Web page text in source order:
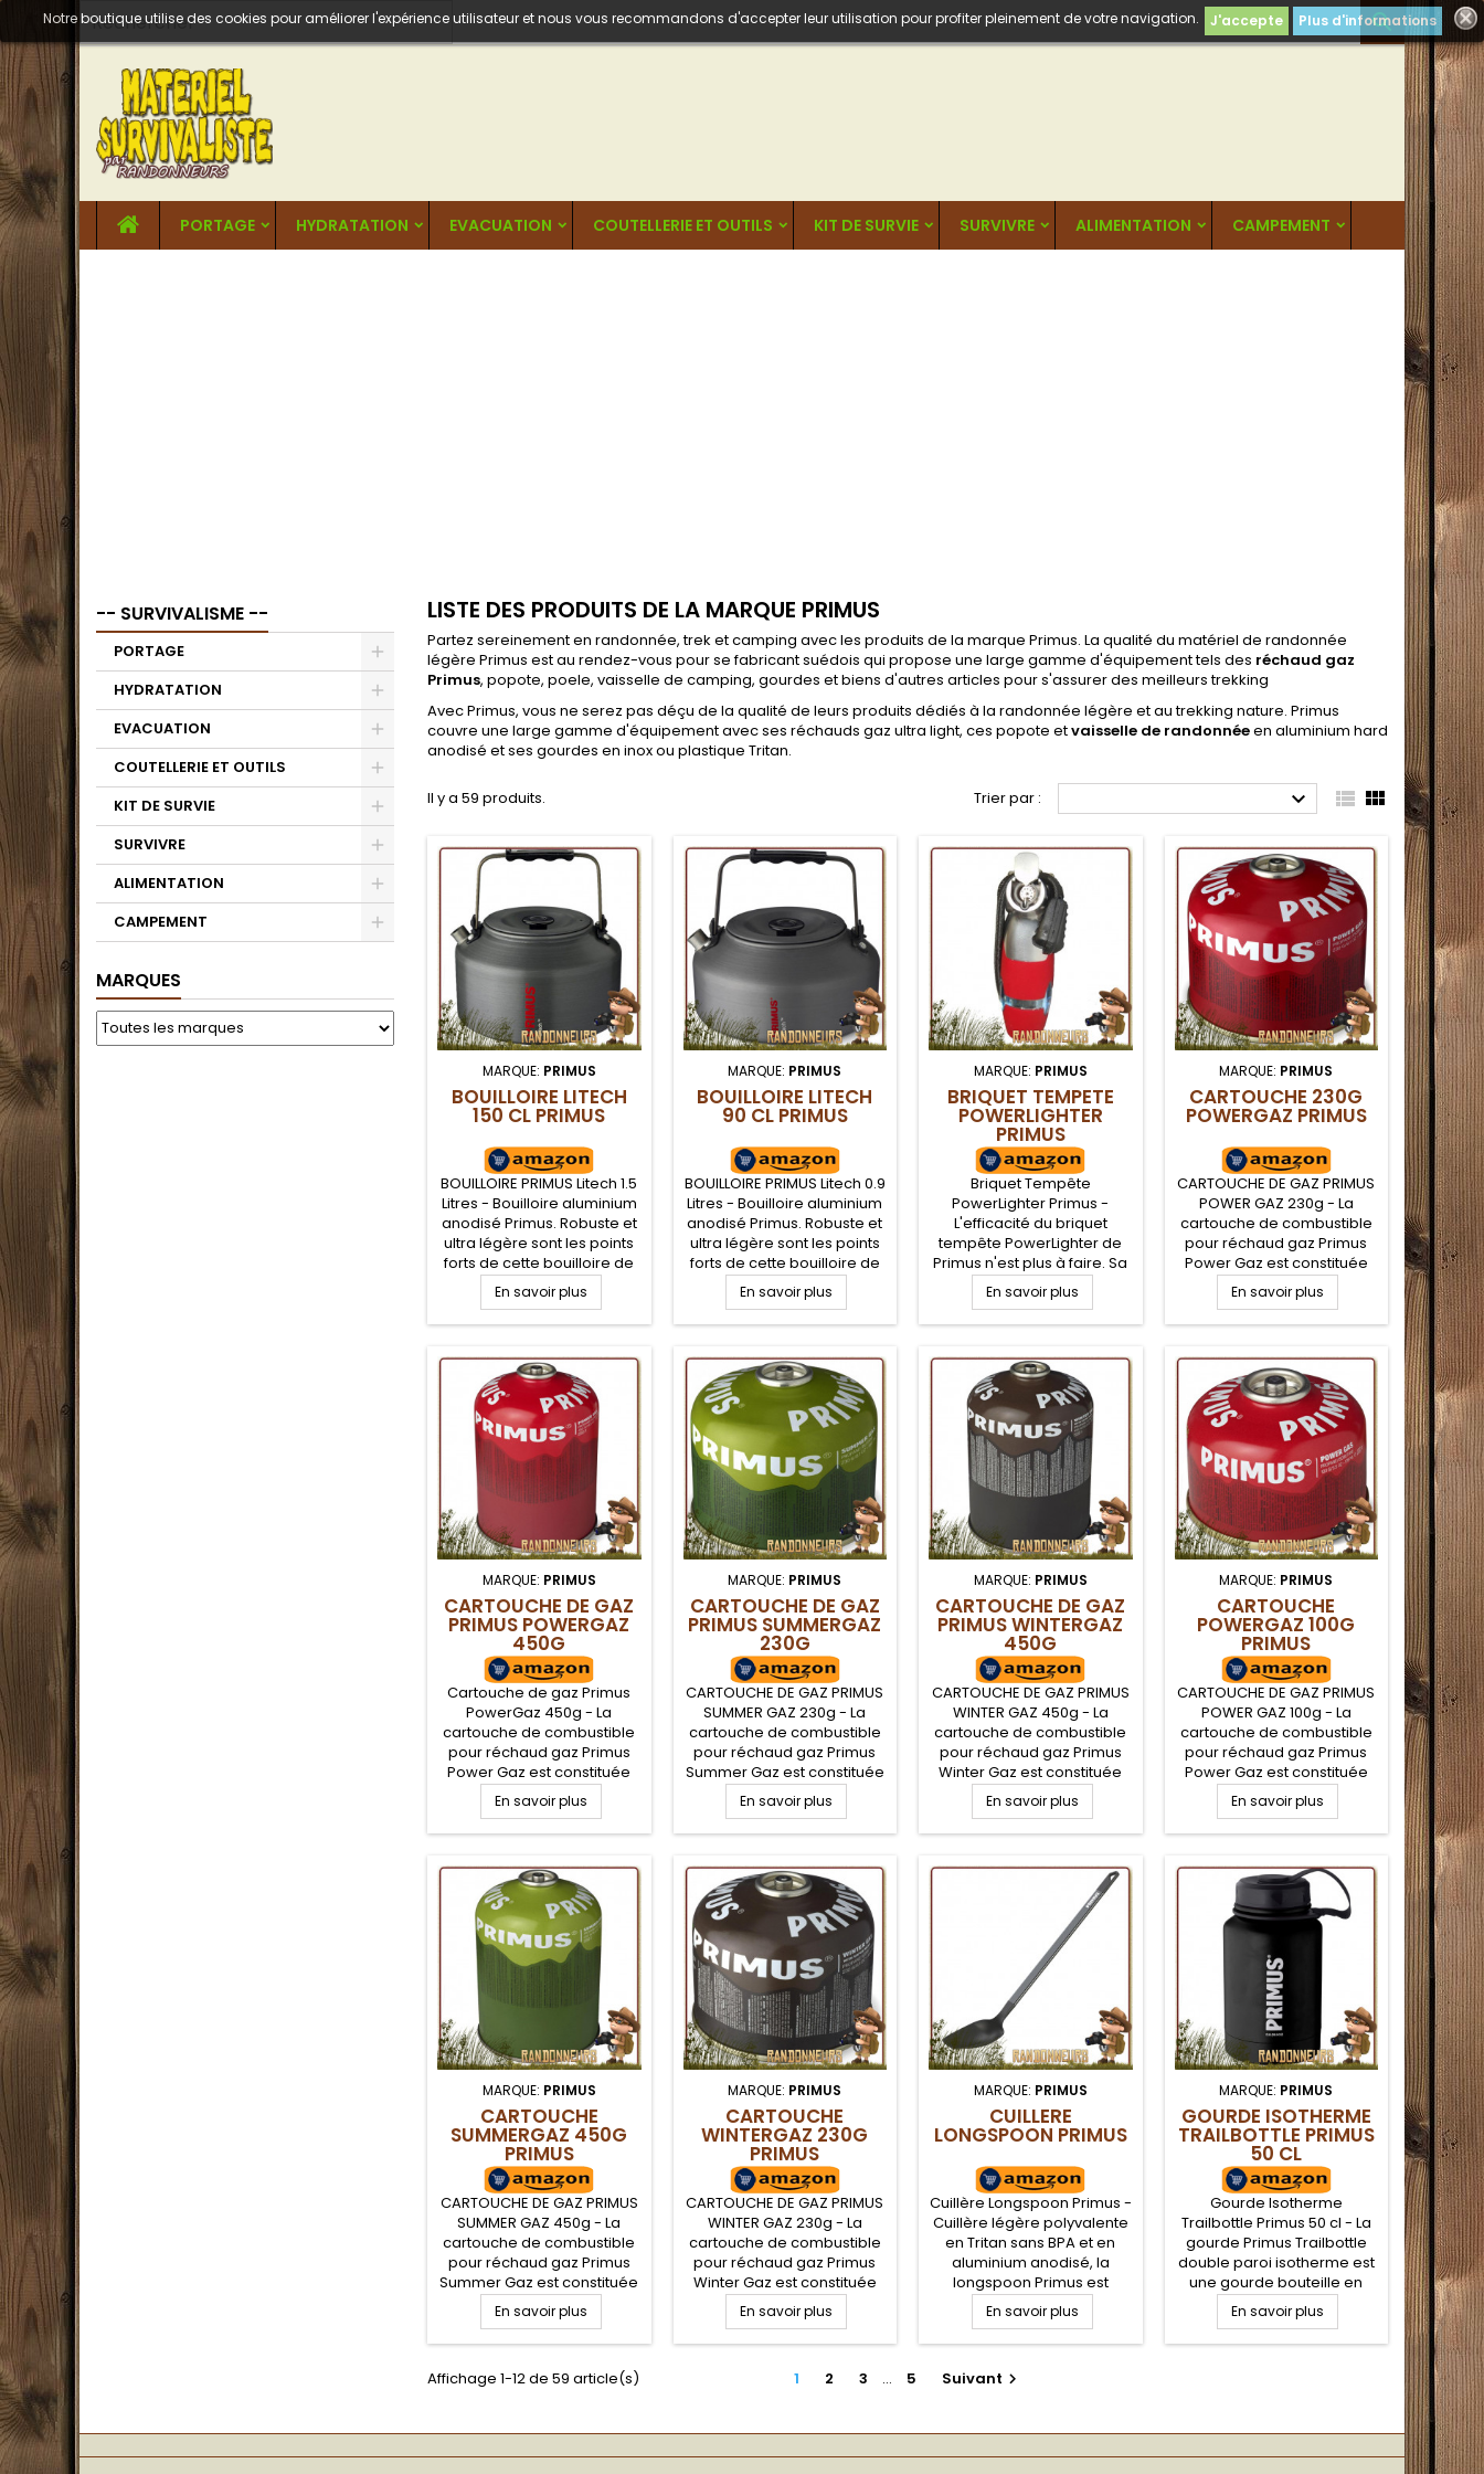

Notre boutique utilise des cookies pour améliorer l'expérience utilisateur et nous vous recommandons d'accepter leur utilisation pour profiter pleinement de votre navigation. J'accepte Plus d'informations
PORTAGE HYDRATATION EVACUATION COUTELLERIE ET OUTILS KIT DE SURVIE SURVIVRE ALIMENTATION CAMPEMENT
-- SURVIVALISME --
PORTAGE
HYDRATATION
EVACUATION
COUTELLERIE ET OUTILS
KIT DE SURVIE
SURVIVRE
ALIMENTATION
CAMPEMENT
MARQUES
LISTE DES PRODUITS DE LA MARQUE PRIMUS
Partez sereinement en randonnée, trek et camping avec les produits de la marque Primus. La qualité du matériel de randonnée
légère Primus est au rendez-vous pour se fabricant suédois qui propose une large gamme d'équipement tels des réchaud gaz
Primus, popote, poele, vaisselle de camping, gourdes et biens d'autres articles pour s'assurer des meilleurs trekking
Avec Primus, vous ne serez pas déçu de la qualité de leurs produits dédiés à la randonnée légère et au trekking nature. Primus
couvre une large gamme d'équipement avec ses réchauds gaz ultra light, ces popote etvaisselle de randonnéeen aluminium hard
anodisé et ses gourdes en inox ou plastique Tritan.
Il y a 59 produits. Trier par :   
MARQUE: PRIMUS
BOUILLOIRE LITECH
150 CL PRIMUS
BOUILLOIRE PRIMUS Litech 1.5
Litres - Bouilloire aluminium
anodisé Primus. Robuste et
ultra légère sont les points
forts de cette bouilloire de
trekking, également
adaptée à la randonnée
légère, au bivouac léger
Litech de contenance 150 cl
avec poignée repliable,
couvercle et bec verseur
En savoir plus
MARQUE: PRIMUS
BOUILLOIRE LITECH
90 CL PRIMUS
BOUILLOIRE PRIMUS Litech 0.9
Litres - Bouilloire aluminium
anodisé Primus. Robuste et
ultra légère sont les points
forts de cette bouilloire de
trekking, également
adaptée à la randonnée
légère, au bivouac léger
Litech de contenance 90 cl
avec poignée repliable,
couvercle et bec verseur
En savoir plus
MARQUE: PRIMUS
BRIQUET TEMPETE
POWERLIGHTER
PRIMUS
Briquet Tempête
PowerLighter Primus -
L'efficacité du briquet
tempête PowerLighter de
Primus n'est plus à faire. Sa
flamme est droite et fine
permettant autant
l'allumage d'un feu de
gaz randonnée. Tête
d'Allumage en forme de
pistolet pour une efficacité
par tout temps et direct
En savoir plus
MARQUE: PRIMUS
CARTOUCHE 230G
POWERGAZ PRIMUS
CARTOUCHE DE GAZ PRIMUS
POWER GAZ 230g - La
cartouche de combustible
pour réchaud gaz Primus
Power Gaz est constituée
d'un mélange de propane
et d'isobutane, mélange
polyvalent qui offre un très
printemps à l'automne,
avec assez de pression
même si la température est
négative
En savoir plus
MARQUE: PRIMUS
CARTOUCHE DE GAZ
PRIMUS POWERGAZ
450G
Cartouche de gaz Primus
PowerGaz 450g - La
cartouche de combustible
pour réchaud gaz Primus
Power Gaz est constituée
d'un mélange de propane
et d'isobutane, mélange
polyvalent qui offre un très
printemps à l'automne avec
votre réchaud trekking,
avec assez de pression
même si la température est
négative
En savoir plus
MARQUE: PRIMUS
CARTOUCHE DE GAZ
PRIMUS SUMMERGAZ
230G
CARTOUCHE DE GAZ PRIMUS
SUMMER GAZ 230g - La
cartouche de combustible
pour réchaud gaz Primus
Summer Gaz est constituée
d'un mélange de propane
et butane, mélange
polyvalent qui offre un très
surtout pour des
températures supérieures
à 15°C où les réchauds ont
tendance à saturer
En savoir plus
MARQUE: PRIMUS
CARTOUCHE DE GAZ
PRIMUS WINTERGAZ
450G
CARTOUCHE DE GAZ PRIMUS
WINTER GAZ 450g - La
cartouche de combustible
pour réchaud gaz Primus
Winter Gaz est constituée
d'un mélange polyvalent
qui offre un très bon
rendement l'hiver et par
Vapour Mesh qui améliore
le rendement à basse
température, idéal pour la
montagne pour un réchaud
trekking
En savoir plus
MARQUE: PRIMUS
CARTOUCHE
POWERGAZ 100G
PRIMUS
CARTOUCHE DE GAZ PRIMUS
POWER GAZ 100g - La
cartouche de combustible
pour réchaud gaz Primus
Power Gaz est constituée
d'un mélange de propane
et d'isobutane, mélange
polyvalent qui offre un très
printemps à l'automne,
avec assez de pression
même si la température est
négative
En savoir plus
MARQUE: PRIMUS
CARTOUCHE
SUMMERGAZ 450G
PRIMUS
CARTOUCHE DE GAZ PRIMUS
SUMMER GAZ 450g - La
cartouche de combustible
pour réchaud gaz Primus
Summer Gaz est constituée
d'un mélange de propane
et butane, mélange
polyvalent qui offre un très
surtout pour des
tendance à saturer
En savoir plus
MARQUE: PRIMUS
CARTOUCHE
WINTERGAZ 230G
PRIMUS
CARTOUCHE DE GAZ PRIMUS
WINTER GAZ 230g - La
cartouche de combustible
pour réchaud gaz Primus
Winter Gaz est constituée
d'un mélange polyvalent
qui offre un très bon
rendement l'hiver et par
Vapour Mesh qui améliore
montagne pour un réchaud
trekking
En savoir plus
MARQUE: PRIMUS
CUILLERE
LONGSPOON PRIMUS
Cuillère Longspoon Primus -
Cuillère légère polyvalente
en Tritan sans BPA et en
aluminium anodisé, la
longspoon Primus est
idéale autant pour la
cuisine que consommer
des plats lyophilisés en
de l'eau bouillante et vous
typiques.
En savoir plus
MARQUE: PRIMUS
GOURDE ISOTHERME
TRAILBOTTLE PRIMUS
50 CL
Gourde Isotherme
Trailbottle Primus 50 cl - La
gourde Primus Trailbottle
double paroi isotherme est
une gourde bouteille en
acier inoxydable robuste et
sans vernis intérieur conçue
en acier inoxydable 18/8 de
un bouchon inox ou bien
sport fourni. Longue...
En savoir plus
Affichage 1-12 de 59 article(s) 1 2 3 … 5 Suivant 